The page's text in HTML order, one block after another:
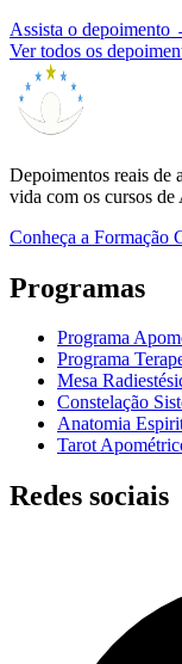
Assista o depoimento
Ver todos os
Depoimentos reais de
vida com os cursos
Conheça a Formação
Programas
Programa
Programa
Mesa
Constelação
Anatomia
Tarot
Redes sociais